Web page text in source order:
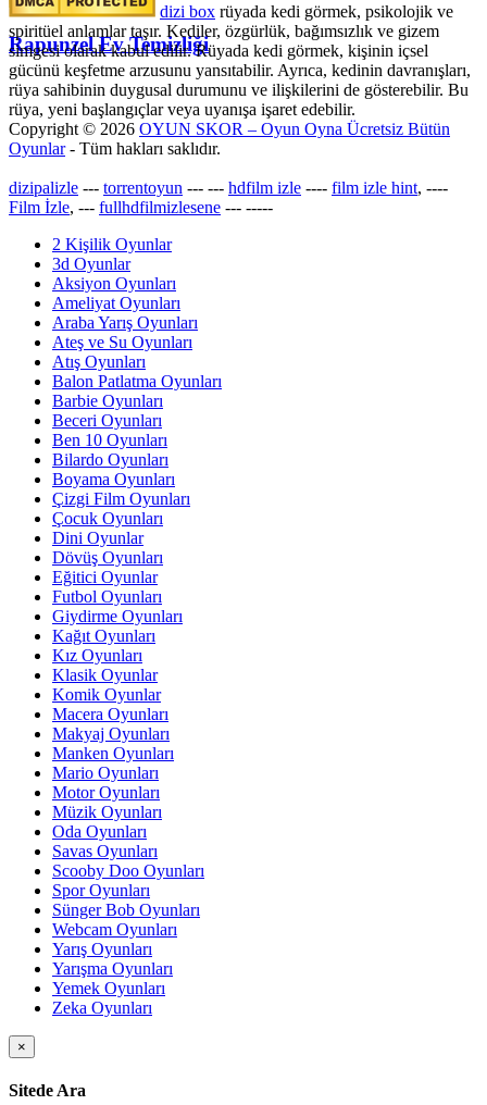
Rapunzel Ev Temizliği
dizi box rüyada kedi görmek​, psikolojik ve
spiritüel anlamlar taşır. Kediler, özgürlük, bağımsızlık ve gizem
simgesi olarak kabul edilir. Rüyada kedi görmek, kişinin içsel
gücünü keşfetme arzusunu yansıtabilir. Ayrıca, kedinin davranışları,
rüya sahibinin duygusal durumunu ve ilişkilerini de gösterebilir. Bu
rüya, yeni başlangıçlar veya uyanışa işaret edebilir.
Copyright © 2026 OYUN SKOR – Oyun Oyna Ücretsiz Bütün
Oyunlar- Tüm hakları saklıdır.
dizipalizle --- torrentoyun --- --- hdfilm izle ---- film izle hint, ----
Film İzle, --- fullhdfilmizlesene --- -----
2 Kişilik Oyunlar
3d Oyunlar
Aksiyon Oyunları
Ameliyat Oyunları
Araba Yarış Oyunları
Ateş ve Su Oyunları
Atış Oyunları
Balon Patlatma Oyunları
Barbie Oyunları
Beceri Oyunları
Ben 10 Oyunları
Bilardo Oyunları
Boyama Oyunları
Çizgi Film Oyunları
Çocuk Oyunları
Dini Oyunlar
Dövüş Oyunları
Eğitici Oyunlar
Futbol Oyunları
Giydirme Oyunları
Kağıt Oyunları
Kız Oyunları
Klasik Oyunlar
Komik Oyunlar
Macera Oyunları
Makyaj Oyunları
Manken Oyunları
Mario Oyunları
Motor Oyunları
Müzik Oyunları
Oda Oyunları
Savas Oyunları
Scooby Doo Oyunları
Spor Oyunları
Sünger Bob Oyunları
Webcam Oyunları
Yarış Oyunları
Yarışma Oyunları
Yemek Oyunları
Zeka Oyunları
×
Sitede Ara